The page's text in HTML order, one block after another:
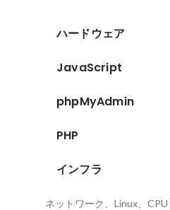
ハードウェア
JavaScript
phpMyAdmin
PHP
インフラ
ネットワーク、Linux、CPU